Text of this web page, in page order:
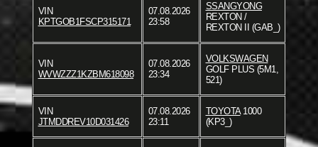
VIN
KPTGOB1FSCP315171
07.08.2026
23:58
SSANGYONG
REXTON /
REXTON II (GAB_)
VIN
WVWZZZ1KZBM618098
07.08.2026
23:34
VOLKSWAGEN
GOLF PLUS (5M1,
521)
VIN
JTMDDREV10D031426
07.08.2026
23:11
TOYOTA1000
(KP3_)